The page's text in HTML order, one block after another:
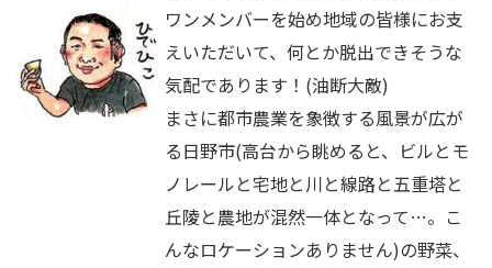
ワンメンバーを始め地域の皆様にお支
えいただいて、何とか脱出できそうな
気配であります！(油断大敵)
まさに都市農業を象徴する風景が広が
る日野市(高台から眺めると、ビルとモ
ノレールと宅地と川と線路と五重塔と
丘陵と農地が混然一体となって…。こ
んなロケーションありません)の野菜、